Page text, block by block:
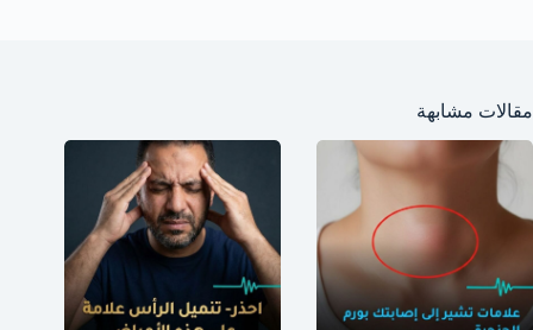
مقالات مشابهة